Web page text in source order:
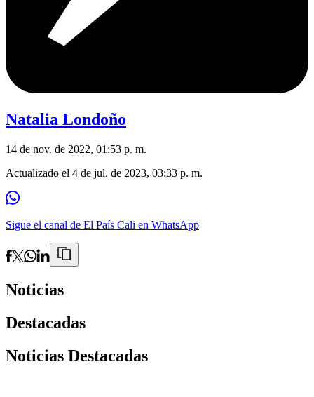
Natalia Londoño
14 de nov. de 2022, 01:53 p. m.
Actualizado el 4 de jul. de 2023, 03:33 p. m.
Sigue el canal de El País Cali en WhatsApp
Noticias
Destacadas
Noticias Destacadas